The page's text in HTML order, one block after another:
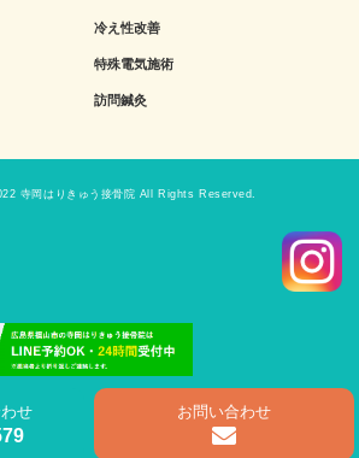
せ お問い合わせ
冷え性改善
特殊電気施術
訪問鍼灸
寺岡はりきゅう接骨院 All Rights Reserved.